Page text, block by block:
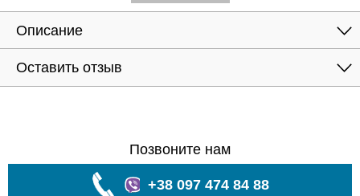
Описание
Оставить отзыв
Позвоните нам
+38 097 474 84 88